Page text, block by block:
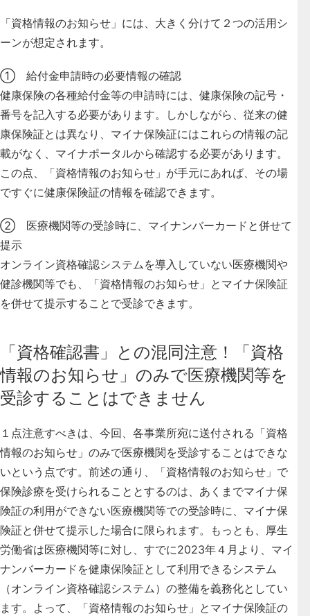
「資格情報のお知らせ」には、大きく分けて２つの活用シ
ーンが想定されます。
① 給付金申請時の必要情報の確認
健康保険の各種給付金等の申請時には、健康保険の記号・
番号を記入する必要があります。しかしながら、従来の健
康保険証とは異なり、マイナ保険証にはこれらの情報の記
載がなく、マイナポータルから確認する必要があります。
この点、「資格情報のお知らせ」が手元にあれば、その場
ですぐに健康保険証の情報を確認できます。
② 医療機関等の受診時に、マイナンバーカードと併せて
提示
オンライン資格確認システムを導入していない医療機関や
健診機関等でも、「資格情報のお知らせ」とマイナ保険証
を併せて提示することで受診できます。
「資格確認書」との混同注意！「資格
情報のお知らせ」のみで医療機関等を
受診することはできません
１点注意すべきは、今回、各事業所宛に送付される「資格
情報のお知らせ」のみで医療機関を受診することはできな
いという点です。 前述の通り、「資格情報のお知らせ」で
保険診療を受けられることとするのは、あくまでマイナ保
険証の利用ができない医療機関等での受診時に、マイナ保
険証と併せて提示した場合に限られます。もっとも、厚生
労働省は医療機関等に対し、すでに2023年４月より、マイ
ナンバーカードを健康保険証として利用できるシステム
（オンライン資格確認システム）の整備を義務化としてい
ます。よって、「資格情報のお知らせ」とマイナ保険証の